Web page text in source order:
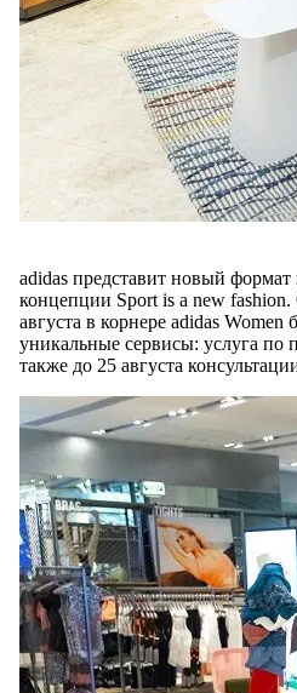
adidas представит новый формат
концепции Sport is a new
августа в корнере adidas Women
уникальные сервисы: услуга по
также до 25 августа